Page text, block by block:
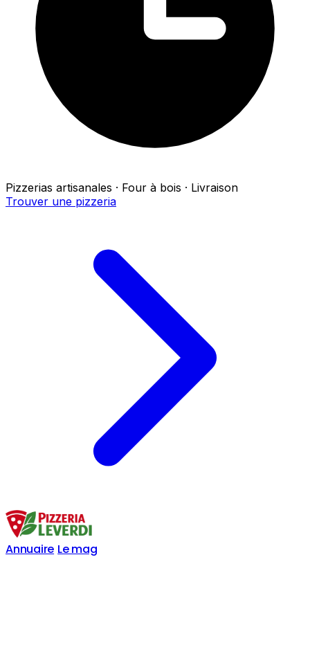
Pizzerias artisanales · Four à bois · Livraison
Trouver une pizzeria
Annuaire Le mag